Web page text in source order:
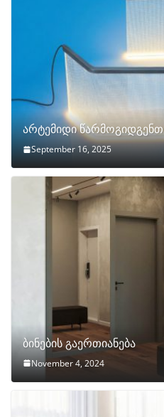
არტემიდი წარმოგიდგენთ
September 16, 2025
ბინების გაერთიანება
November 4, 2024